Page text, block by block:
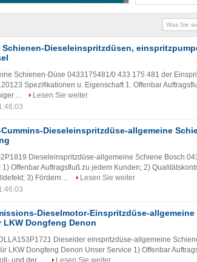
Schienen-Dieseleinspritzdüsen,
Schienen-Düse 0433175481/0 433 175 481 der
Spezifikationen u. Eigenschaft 1. Offenbar
...
Lesen Sie weiter
Dieseleinspritzdüse-allgemeine
Dieseleinspritzdüse-allgemeine Schiene Bosch
1) Offenbar Auftragsfluß zu jedem Kunden; 2)
3) Fördern ...
Lesen Sie weiter
Dieselmotor-Einspritzdüse-allgemeine
LKW Dongfeng Denon
Dieselder einspritzdüse-allgemeine
LKW Dongfeng Denon Unser Service 1) Offenbar
und der ...
Lesen Sie weiter